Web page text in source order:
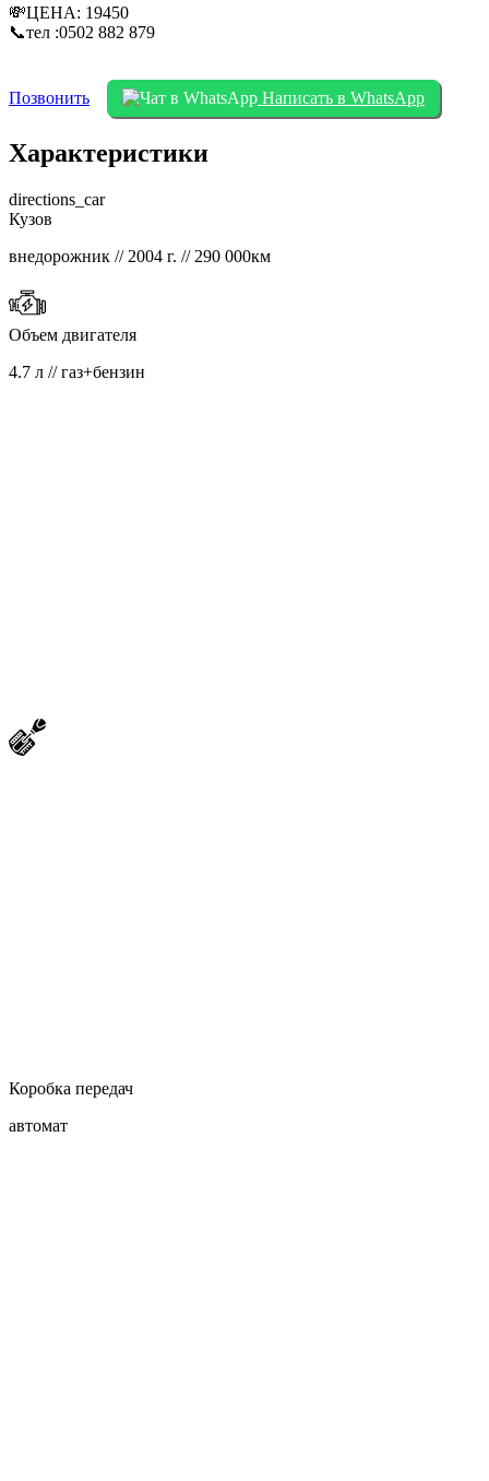
💸ЦЕНА: 19450
📞тел :0502 882 879
Позвонить Написать в WhatsApp
Характеристики
directions_car
Кузов
внедорожник // 2004 г. // 290 000км
Объем двигателя
4.7 л // газ+бензин
Коробка передач
автомат